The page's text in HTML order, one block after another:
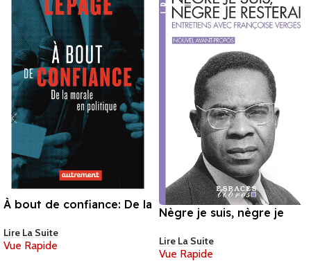
À bout de confiance: De la
Corinne Lepage
Lire La Suite
Vue Rapide
Nègre je suis, nègre je
Lire La Suite
Vue Rapide